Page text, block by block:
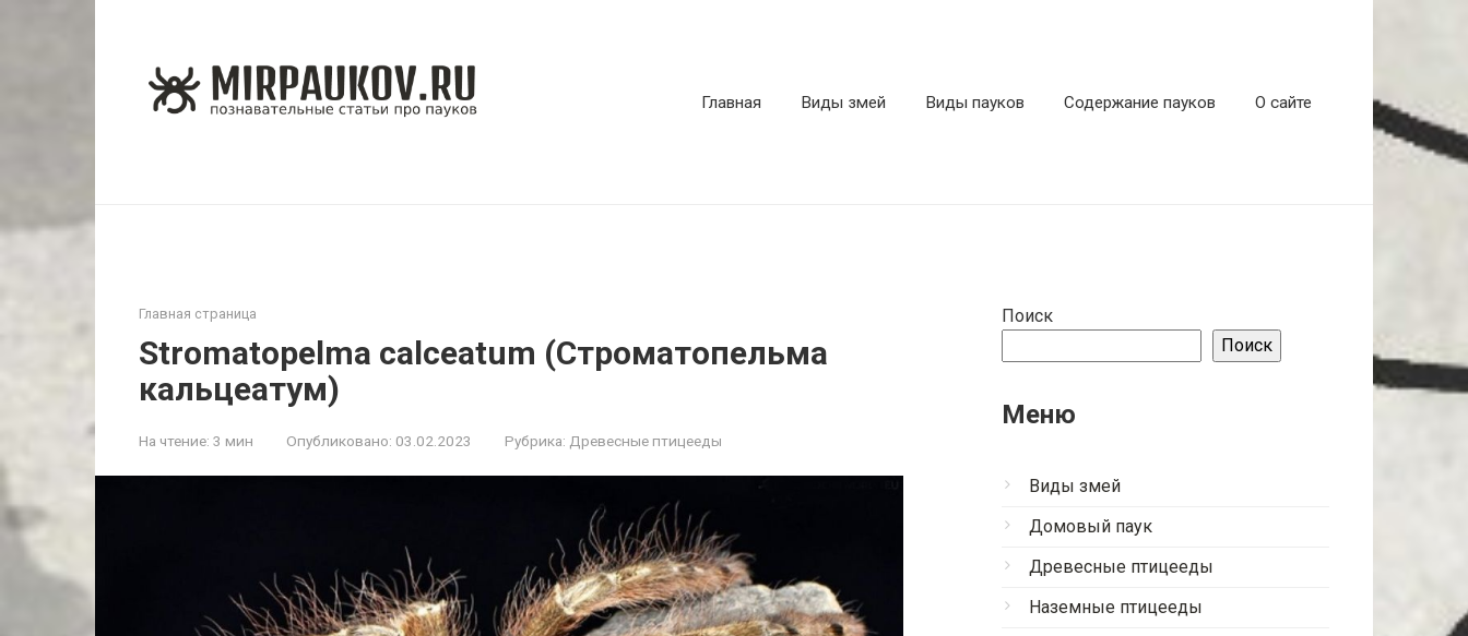
Главная Виды змей Виды пауков Содержание пауков О сайте
Главная страница
Stromatopelma calceatum (Строматопельма
кальцеатум)
На чтение: 3 мин Опубликовано: 03.02.2023 Рубрика: Древесные птицееды
Поиск
Поиск
Меню
Виды змей
Домовый паук
Древесные птицееды
Наземные птицееды